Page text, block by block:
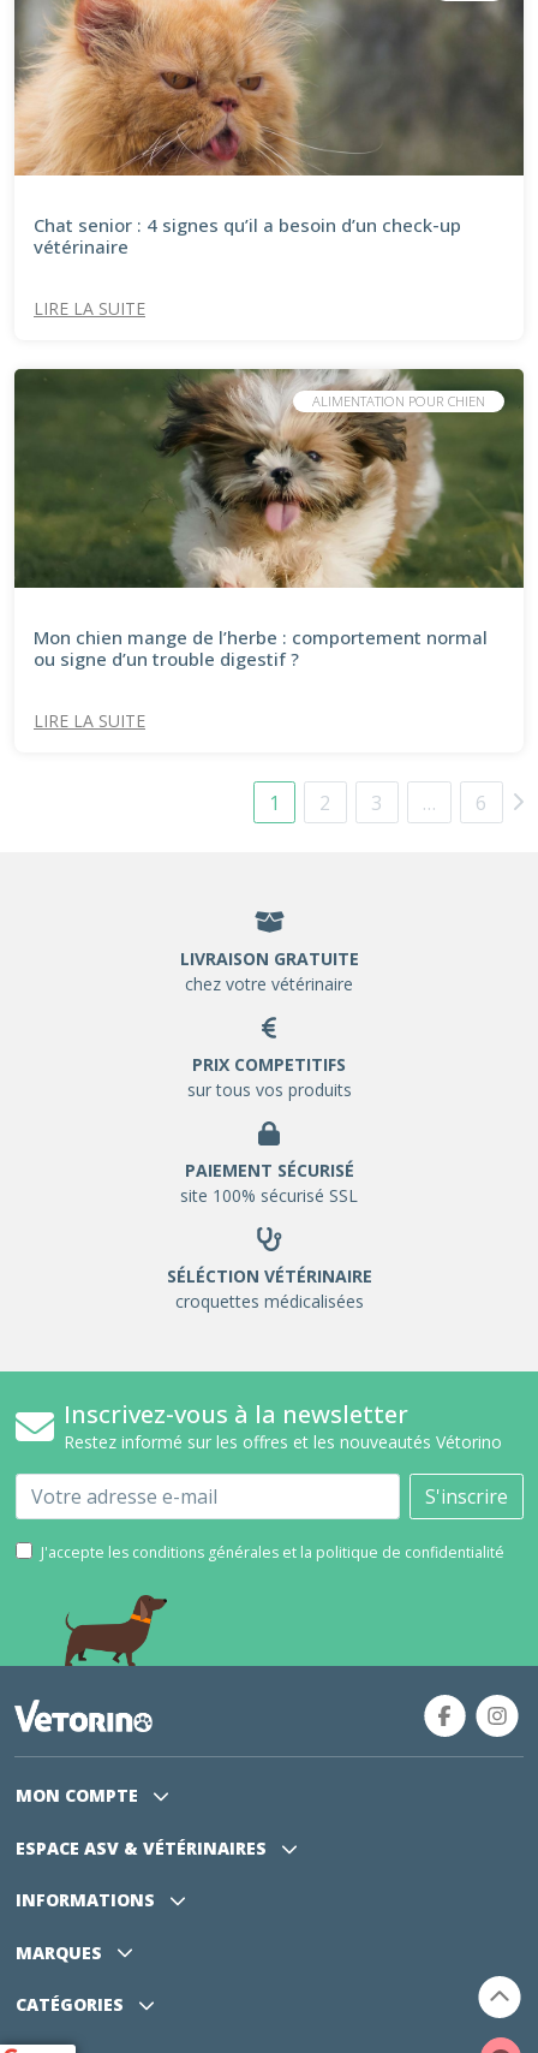
Chat senior : 4 signes qu’il a besoin d’un check-up
vétérinaire
LIRE LA SUITE
ALIMENTATION POUR CHIEN
Mon chien mange de l’herbe : comportement normal
ou signe d’un trouble digestif ?
LIRE LA SUITE
1 2 3 … 6
LIVRAISON GRATUITE
chez votre vétérinaire
PRIX COMPETITIFS
sur tous vos produits
PAIEMENT SÉCURISÉ
site 100% sécurisé SSL
SÉLÉCTION VÉTÉRINAIRE
croquettes médicalisées
Inscrivez-vous à la newsletter
Restez informé sur les offres et les nouveautés Vétorino
Email S'inscrire
J'accepte les conditions générales et la politique de confidentialité
MON COMPTE
ESPACE ASV & VÉTÉRINAIRES
INFORMATIONS
MARQUES
CATÉGORIES